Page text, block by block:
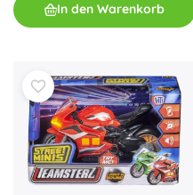
In den Warenkorb